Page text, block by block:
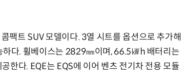
팩트 SUV 모델이다. 3열 시트를 옵션으로 추가해
하다. 휠베이스는 2829㎜이며, 66.5㎾h 배터리는
한다. EQE는 EQS에 이어 벤츠 전기차 전용 모듈